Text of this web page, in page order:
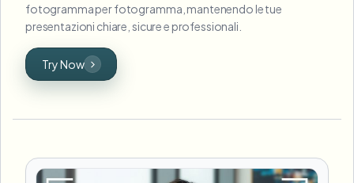
fotogramma per fotogramma, mantenendo le tue
presentazioni chiare, sicure e professionali.
Try Now